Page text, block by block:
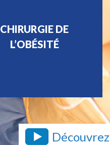
CHIRURGIE DE
L’OBÉSITÉ